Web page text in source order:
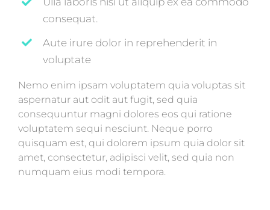
consequat.
Aute irure dolor in reprehenderit in
voluptate
Nemo enim ipsam voluptatem quia voluptas sit
aspernatur aut odit aut fugit, sed quia
consequuntur magni dolores eos qui ratione
voluptatem sequi nesciunt. Neque porro
quisquam est, qui dolorem ipsum quia dolor sit
amet, consectetur, adipisci velit, sed quia non
numquam eius modi tempora.